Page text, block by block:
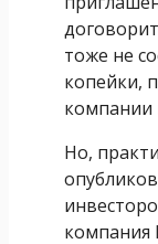
тоже не
копейки,
компании
Но,
компания